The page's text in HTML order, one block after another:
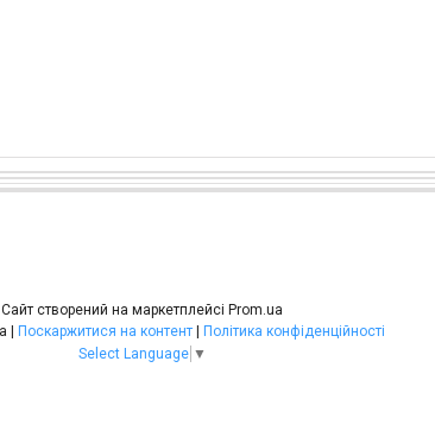
Сайт створений на маркетплейсі Prom.ua
Alexpool.com.ua | Поскаржитися на контент | Політика конфіденційності
Select Language ▼